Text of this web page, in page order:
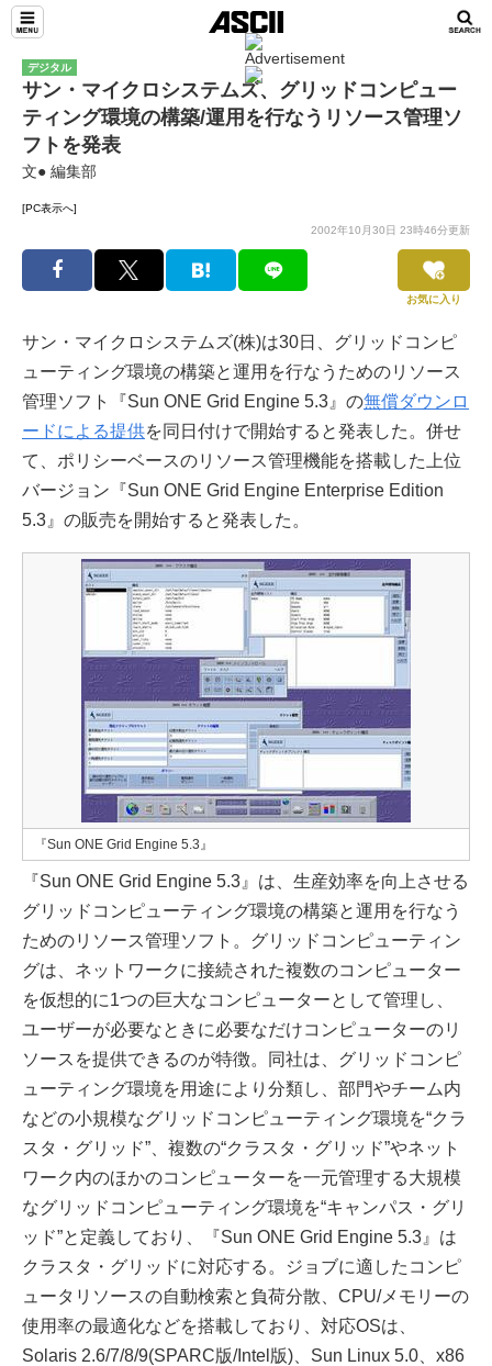
デジタル
サン・マイクロシステムズ、グリッドコンピュー
ティング環境の構築/運用を行なうリソース管理ソ
フトを発表
文● 編集部
[PC表示へ]
2002年10月30日 23時46分更新
お気に入り
サン・マイクロシステムズ(株)は30日、グリッドコンピ
ューティング環境の構築と運用を行なうためのリソース
管理ソフト『Sun ONE Grid Engine 5.3』の無償ダウンロ
ードによる提供を同日付けで開始すると発表した。併せ
て、ポリシーベースのリソース管理機能を搭載した上位
バージョン『Sun ONE Grid Engine Enterprise Edition
5.3』の販売を開始すると発表した。
『Sun ONE Grid Engine 5.3』
『Sun ONE Grid Engine 5.3』は、生産効率を向上させる
グリッドコンピューティング環境の構築と運用を行なう
ためのリソース管理ソフト。グリッドコンピューティン
グは、ネットワークに接続された複数のコンピューター
を仮想的に1つの巨大なコンピューターとして管理し、
ユーザーが必要なときに必要なだけコンピューターのリ
ソースを提供できるのが特徴。同社は、グリッドコンピ
ューティング環境を用途により分類し、部門やチーム内
などの小規模なグリッドコンピューティング環境を“クラ
スタ・グリッド”、複数の“クラスタ・グリッド”やネット
ワーク内のほかのコンピューターを一元管理する大規模
なグリッドコンピューティング環境を“キャンパス・グリ
ッド”と定義しており、『Sun ONE Grid Engine 5.3』は
クラスタ・グリッドに対応する。ジョブに適したコンピ
ュータリソースの自動検索と負荷分散、CPU/メモリーの
使用率の最適化などを搭載しており、対応OSは、
Solaris 2.6/7/8/9(SPARC版/Intel版)、Sun Linux 5.0、x86